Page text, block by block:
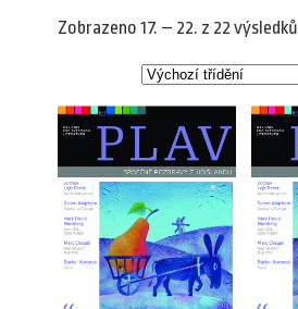
Zobrazeno 17. – 22. z 22 výsledků